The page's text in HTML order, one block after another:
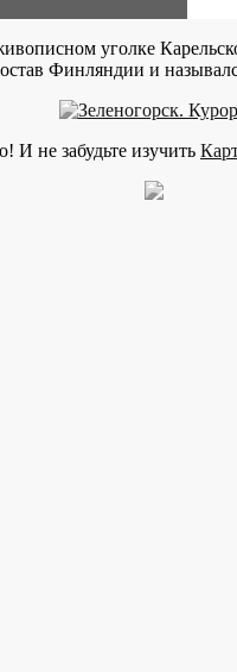
уголке
Финляндии и
И не забудьте изучить